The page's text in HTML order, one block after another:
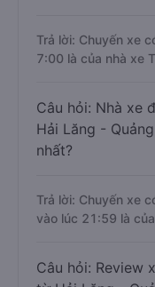
Trả lời: Chuyến xe
7:00 là của nhà xe
Câu hỏi: Nhà xe
Hải Lăng -
nhất?
Trả lời: Chuyến xe
vào lúc 21:59 là
Câu hỏi: Review